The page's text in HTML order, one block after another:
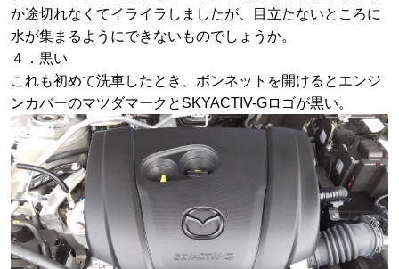
か途切れなくてイライラしましたが、目立たないところに
水が集まるようにできないものでしょうか。
４．黒い
これも初めて洗車したとき、ボンネットを開けるとエンジ
ンカバーのマツダマークとSKYACTIV-Gロゴが黒い。